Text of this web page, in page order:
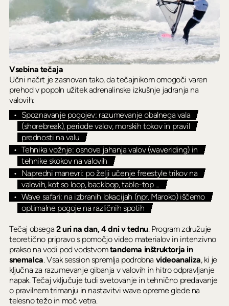
Vsebina tečaja
Učni načrt je zasnovan tako, da tečajnikom omogoči varen
prehod v popoln užitek adrenalinske izkušnje jadranja na
valovih:
Spoznavanje pogojev: razumevanje obalnega vala
(shorebreak), periode valov, morskih tokov in pravil
prednosti na valu
Tehnika vožnje: osnove jahanja valov (waveriding) in
tehnike skokov na valovih
Napredni manevri: po želji učenje freestyle trikov na
valovih, kot so loop, backloop, table-top ...
Wave safari: na izbranih lokacijah (npr. Maroko) iščemo
optimalne pogoje na različnih spotih
Tečaj obsega 2 uri na dan, 4 dni v tednu. Program združuje
teoretično pripravo s pomočjo video materialov in intenzivno
prakso na vodi pod vodstvomtandema inštruktorja in
snemalca. Vsak session spremlja podrobna videoanaliza, ki je
ključna za razumevanje gibanja v valovih in hitro odpravljanje
napak. Tečaj vključuje tudi svetovanje in tehnično predavanje
o pravilnem trimanju in nastavitvi wave opreme glede na
telesno težo in moč vetra.